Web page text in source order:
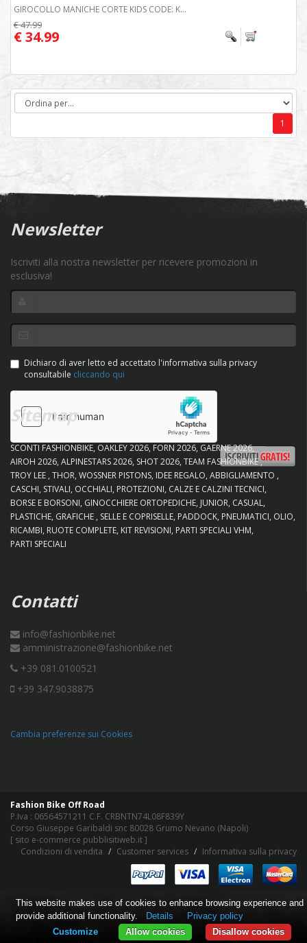
GIROCOLLO MANICHE CORTE KIDS CODE: K...
€ 47.99
€ 34.99
1
Newsletter
Iscriviti alla nostra newsletter per ricevere promozioni in
esclusiva!
Dichiaro di aver letto ed accettato l'informativa sulla privacy
consultabile cliccando qui
Sitemap
SCONTI FASHIONBIKE OAKLEY 2026 FORN 2026 GAERNE 2026
AIROH 2026 ALPINESTARS 2026 SHOT 2026 TEAM FASHIONBIKE
TROY LEE THOR WOSSNER PISTONS IDEE REGALO ABBIGLIAMENTO
CASCHI STIVALI OCCHIALI PROTEZIONI CALZE E CALZINI TECNICI
BORSE E BORSONI GINOCCHIERE ORTOPEDICHE JUNIOR CASUAL
PLASTICHE GRAFICHE SELLE E COPRISELLE PADDOCK PNEUMATICI OLIO
RICAMBI RUOTE COMPLETE KIT REVISIONI PARTI SPECIALI VHM
PARTI SPECIALI
Contatti
info@fashionbike.net
amministrazione@fashionbike.net
+39 081.0100521
+39 347.9038875
Cambia preferenze sui Cookies
Fashion Bike Off Road
P.Iva : 06564571211 C.F. CRBNTN74L08F839Y
Corso Giuseppe Garibaldi snc 80028 Grumo Nevano (Napoli)
[ sito e-commerce pubblisitiweb.it]
Condizioni di vendita
Customer services Informativa sulla privacy
This website makes use of cookies to enhance browsing experience and
provide additional functionality.
Details
Privacy policy
Disallow cookies
Allow cookies
Customize